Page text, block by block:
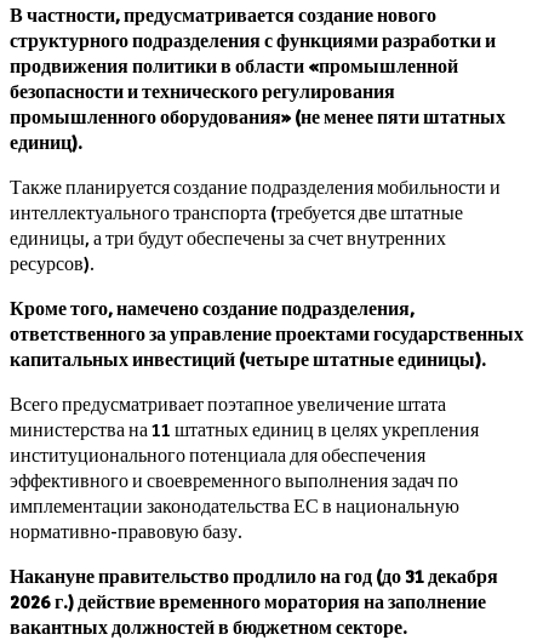
В частности, предусматривается создание нового
структурного подразделения с функциями разработки и
продвижения политики в области «промышленной
безопасности и технического регулирования
промышленного оборудования» (не менее пяти штатных
единиц).
Также планируется создание подразделения мобильности и
интеллектуального транспорта (требуется две штатные
единицы, а три будут обеспечены за счет внутренних
ресурсов).
Кроме того, намечено создание подразделения,
ответственного за управление проектами государственных
капитальных инвестиций (четыре штатные единицы).
Всего предусматривает поэтапное увеличение штата
министерства на 11 штатных единиц в целях укрепления
институционального потенциала для обеспечения
эффективного и своевременного выполнения задач по
имплементации законодательства ЕС в национальную
нормативно-правовую базу.
Накануне правительство продлило на год (до 31 декабря
2026 г.) действие временного моратория на заполнение
вакантных должностей в бюджетном секторе.